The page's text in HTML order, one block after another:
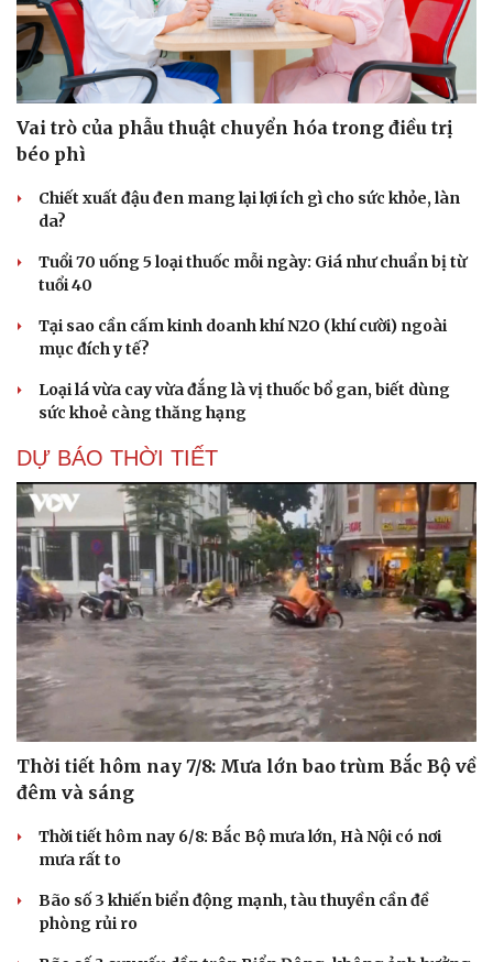
Vai trò của phẫu thuật chuyển hóa trong điều trị
béo phì
Chiết xuất đậu đen mang lại lợi ích gì cho sức khỏe, làn
da?
Tuổi 70 uống 5 loại thuốc mỗi ngày: Giá như chuẩn bị từ
tuổi 40
Tại sao cần cấm kinh doanh khí N2O (khí cười) ngoài
mục đích y tế?
Loại lá vừa cay vừa đắng là vị thuốc bổ gan, biết dùng
sức khoẻ càng thăng hạng
DỰ BÁO THỜI TIẾT
Thời tiết hôm nay 7/8: Mưa lớn bao trùm Bắc Bộ về
đêm và sáng
Thời tiết hôm nay 6/8: Bắc Bộ mưa lớn, Hà Nội có nơi
mưa rất to
Bão số 3 khiến biển động mạnh, tàu thuyền cần đề
phòng rủi ro